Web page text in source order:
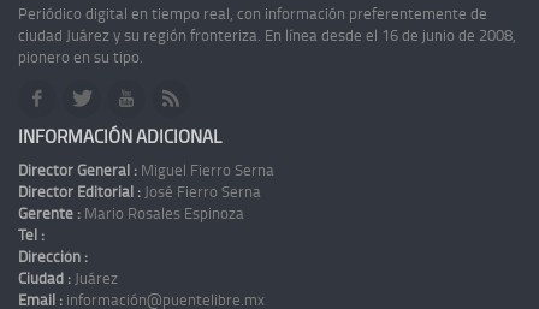
Periódico digital en tiempo real, con información preferentemente de
ciudad Juárez y su región fronteriza. En línea desde el 16 de junio de 2008,
pionero en su tipo.
INFORMACIÓN ADICIONAL
Director General : Miguel Fierro Serna
Director Editorial : José Fierro Serna
Gerente : Mario Rosales Espinoza
Tel :
Dirección :
Ciudad : Juárez
Email : información@puentelibre.mx